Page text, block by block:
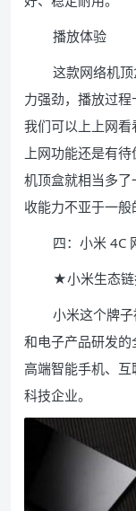
播放体验
这款网络机
力强劲，播放过程
我们可以上上网
上网功能还是有
机顶盒就相当多
收能力不亚于一般
四：小米 4C
★小米生态链
小米这个牌
和电子产品研发
高端智能手机、
科技企业。